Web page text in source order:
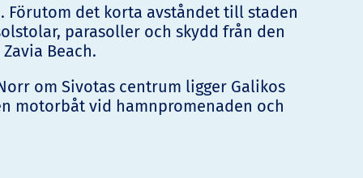
Förutom det korta avståndet till staden
parasoller och skydd från den
Beach.
om Sivotas centrum ligger Galikos
motorbåt vid hamnpromenaden och